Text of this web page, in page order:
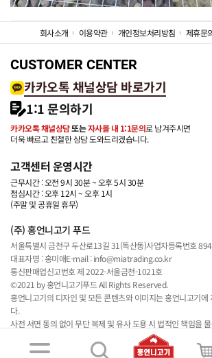
회사소개 이용약관 개인정보처리방침 제휴문
CUSTOMER CENTER
카카오톡 채널상담 바로가기
1:1 문의하기
카카오톡 채널상담또는자사몰 내 1:1문의로 남겨주시면
더욱 빠르고 친절한 상담 도와드리겠습니다.
고객센터 운영시간
근무시간 : 오전 9시 30분 ~ 오후 5시 30분
점심시간 : 오후 12시 ~ 오후 1시
(주말 및 공휴일 휴무)
(주) 홍언니고기 푸드
서울특별시 금천구 두산로13길 31(독산동)사업자등록번호
대표자명 : 홍미애E-mail : info@miatrading.co.kr
통신판매업신고번호 제 2022-서울금천-1021호
©2021 by 홍언니고기푸드 All Rights Reserved.
홍언니고기의 디자인 및 모든 콘텐츠와 이미지는 홍언니고기에
다.
사전 서면 동의 없이 무단 복제 및 유사 도용 시 법적인 책임을